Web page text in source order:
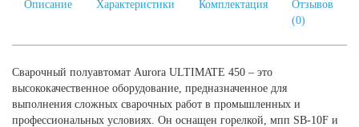
Описание Характеристики Комплектация
Отзывов
(0)
Сварочный полуавтомат Aurora ULTIMATE 450 – это
высококачественное оборудование, предназначенное для
выполнения сложных сварочных работ в промышленных и
профессиональных условиях. Он оснащен горелкой, мпп SB-10F и